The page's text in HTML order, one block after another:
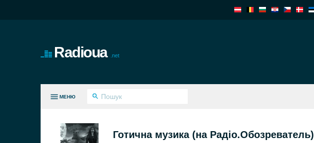
Radioua .net
МЕНЮ
Готична музика (на Радіо.Обозреватель)